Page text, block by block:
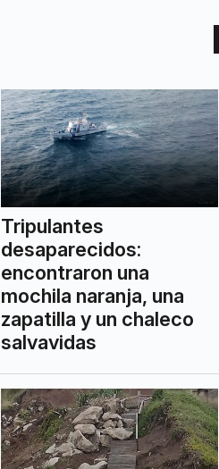
Tripulantes
desaparecidos:
encontraron una
mochila naranja, una
zapatilla y un chaleco
salvavidas